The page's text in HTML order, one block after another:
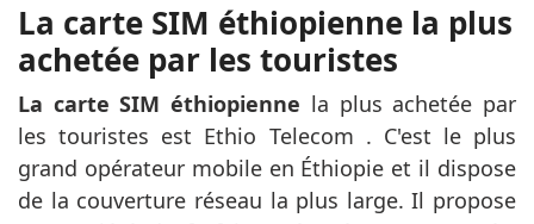
La carte SIM éthiopienne la plus
achetée par les touristes
La carte SIM éthiopienne la plus achetée par
les touristes est Ethio Telecom . C'est le plus
grand opérateur mobile en Éthiopie et il dispose
de la couverture réseau la plus large. Il propose